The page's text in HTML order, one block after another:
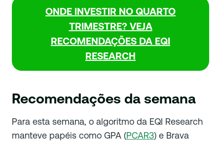
ONDE INVESTIR NO QUARTO
TRIMESTRE? VEJA
RECOMENDAÇÕES DA EQI
RESEARCH
Recomendações da semana
Para esta semana, o algoritmo da EQI Research
manteve papéis como GPA (PCAR3) e Brava